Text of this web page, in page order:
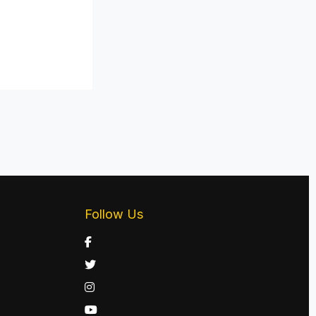
Follow Us